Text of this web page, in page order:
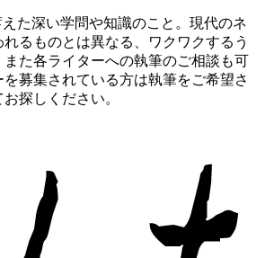
た深い学問や知識のこと。現代のネ
るものとは異なる、ワクワクするう
た各ライターへの執筆のご相談も可
募集されている方は執筆をご希望さ
探しください。